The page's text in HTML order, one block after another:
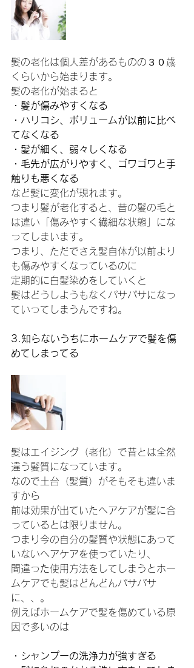
髪の老化は個人差があるものの３０歳
くらいから始まります。
髪の老化が始まると
・髪が傷みやすくなる
・ハリコシ、ボリュームが以前に比べ
てなくなる
・髪が細く、弱々しくなる
・毛先が広がりやすく、ゴワゴワと手
触りも悪くなる
など髪に変化が現れます。
つまり髪が老化すると、昔の髪の毛と
は違い「傷みやすく繊細な状態」にな
ってしまいます。
つまり、ただでさえ髪自体が以前より
も傷みやすくなっているのに
定期的に白髪染めをしていくと
髪はどうしようもなくパサパサになっ
ていってしまうんですね。
3.知らないうちにホームケアで髪を傷
めてしまってる
髪はエイジング（老化）で昔とは全然
違う髪質になっています。
なので土台（髪質）がそもそも違いま
すから
前は効果が出ていたヘアケアが髪に合
っているとは限りません。
つまり今の自分の髪質や状態にあって
いないヘアケアを使っていたり、
間違った使用方法をしてしまうとホー
ムケアでも髪はどんどんパサパサ
に、、。
例えばホームケアで髪を傷めている原
因で多いのは
・シャンプーの洗浄力が強すぎる